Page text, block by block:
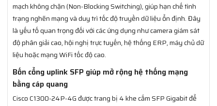
mạch không chặn (Non-Blocking Switching), giúp hạn chế tình
trạng nghẽn mạng và duy trì tốc độ truyền dữ liệu ổn định. Đây
là yếu tố quan trọng đối với các ứng dụng như camera giám sát
độ phân giải cao, hội nghị trực tuyến, hệ thống ERP, máy chủ dữ
liệu hoặc mạng WiFi tốc độ cao.
Bốn cổng uplink SFP giúp mở rộng hệ thống mạng
bằng cáp quang
Cisco C1300-24P-4G được trang bị 4 khe cắm SFP Gigabit để